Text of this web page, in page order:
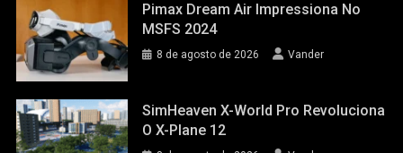
Pimax Dream Air Impressiona No
MSFS 2024
8 de agosto de 2026 Vander
SimHeaven X-World Pro Revoluciona
O X-Plane 12